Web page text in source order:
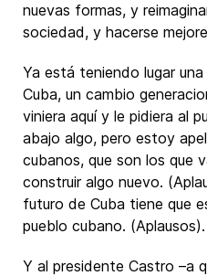
nuevas formas, y
sociedad, y hacerse
Ya está teniendo lugar
Cuba, un cambio
viniera aquí y le pidiera al
abajo algo, pero estoy
cubanos, que son los que
construir algo nuevo.
futuro de Cuba tiene que
pueblo cubano. (Aplausos).
Y al presidente Castro –a